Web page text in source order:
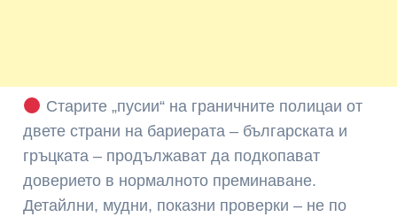
Старите „пусии“ на граничните полицаи от
двете страни на бариерата – българската и
гръцката – продължават да подкопават
доверието в нормалното преминаване.
Детайлни, мудни, показни проверки – не по